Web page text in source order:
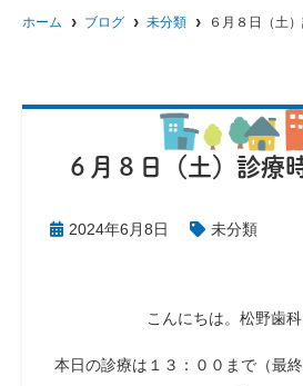
ホーム ブログ 未分類 ６月８日（土
６月８日（土）診療
2024年6月8日 未分類
こんにちは。松野歯
本日の診療は１３：００まで（最